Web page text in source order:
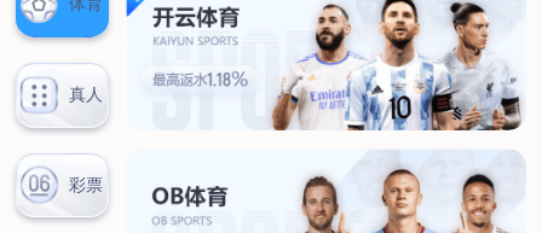
新闻展示
公司新闻
行业资讯
联系我们
联系方式
客户留言